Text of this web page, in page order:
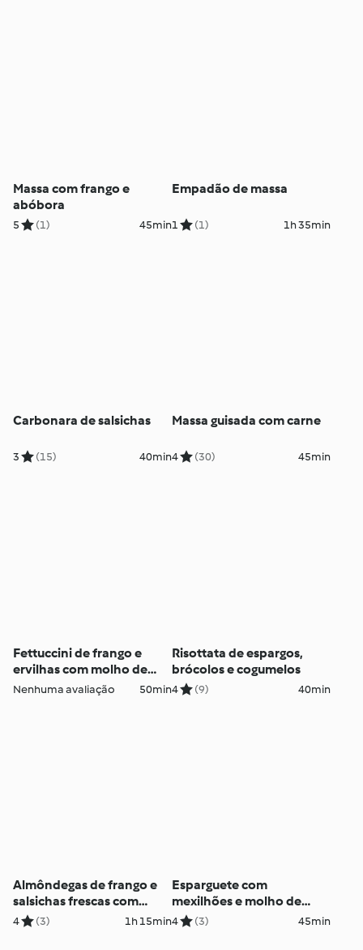
Massa com frango e
abóbora
5 (1) 45min
Empadão de massa
1 (1) 1h 35min
Carbonara de salsichas
3 (15) 40min
Massa guisada com carne
4 (30) 45min
Fettuccini de frango e
ervilhas com molho de
couve-flor
Nenhuma avaliação 50min
Risottata de espargos,
brócolos e cogumelos
4 (9) 40min
Almôndegas de frango e
salsichas frescas com
fettuccini
4 (3) 1h 15min
Esparguete com
mexilhões e molho de
mostarda
4 (3) 45min